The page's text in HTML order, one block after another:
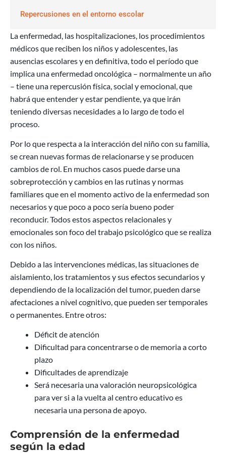
Repercusiones en el entorno escolar
La enfermedad, las hospitalizaciones, los procedimientos
médicos que reciben los niños y adolescentes, las
ausencias escolares y en definitiva, todo el período que
implica una enfermedad oncológica – normalmente un año
– tiene una repercusión física, social y emocional, que
habrá que entender y estar pendiente, ya que irán
teniendo diversas necesidades a lo largo de todo el
proceso.
Por lo que respecta a la interacción del niño con su familia,
se crean nuevas formas de relacionarse y se producen
cambios de rol. En muchos casos puede darse una
sobreprotección y cambios en las rutinas y normas
familiares que en el momento activo de la enfermedad son
necesarios y que poco a poco sería bueno poder
reconducir. Todos estos aspectos relacionales y
emocionales son foco del trabajo psicológico que se realiza
con los niños.
Debido a las intervenciones médicas, las situaciones de
aislamiento, los tratamientos y sus efectos secundarios y
dependiendo de la localización del tumor, pueden darse
afectaciones a nivel cognitivo, que pueden ser temporales
o permanentes. Entre otros:
Déficit de atención
Dificultad para concentrarse o de memoria a corto
plazo
Dificultades de aprendizaje
Será necesaria una valoración neuropsicológica
para ver si a la vuelta al centro educativo es
necesaria una persona de apoyo.
Comprensión de la enfermedad
según la edad